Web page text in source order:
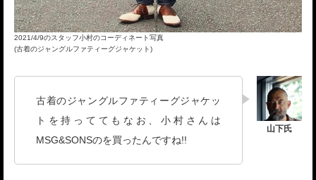
2021/4/9のスタッフ小村のコーディネート写真
(古着のジャングルファティーグジャケット)
古着のジャングルファティーグジャケッ
トを持っててもなお、小村さんは
MSG&SONSのを買ったんですね!!